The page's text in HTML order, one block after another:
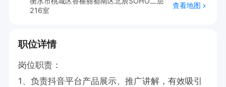
216室
查看地图
职位详情
岗位职责：
1、负责抖音平台产品展示、推广讲解，有效吸引